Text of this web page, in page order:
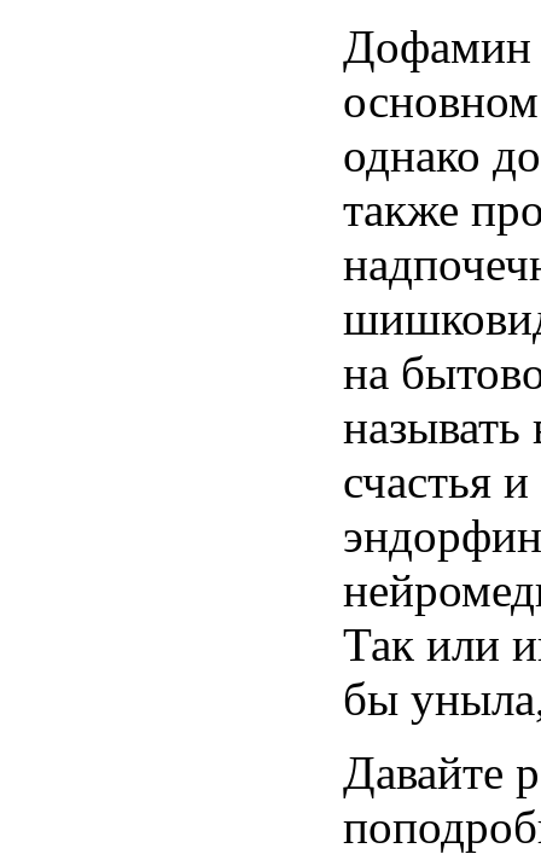
Дофамин
однако
также
на
называть
счастья
Так или
бы
Давайте